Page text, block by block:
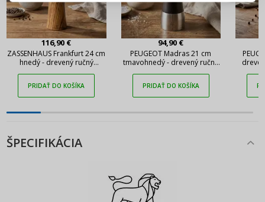
116,90 €
ZASSENHAUS Frankfurt 24 cm
hnedý - drevený ručný
PRIDAŤ DO KOŠÍKA
94,90 €
PEUGEOT Madras 21 cm
tmavohnedý - drevený ručný
PRIDAŤ DO KOŠÍKA
ŠPECIFIKÁCIA
Pripomenutie hesla